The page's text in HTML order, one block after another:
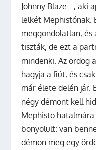
Johnny Blaze –, aki
lelkét Mephistónak.
meggondolatlan, és
tiszták, de ezt a
mindenki. Az ördög
hagyja a fiút, és
már élete delén jár.
négy démont kell
Mephisto
bonyolult: van
démon meg egy